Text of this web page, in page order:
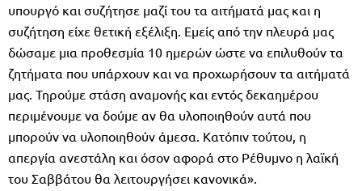
υπουργό και συζήτησε μαζί του τα αιτήματά μας και η
συζήτηση είχε θετική εξέλιξη. Εμείς από την πλευρά μας
δώσαμε μια προθεσμία 10 ημερών ώστε να επιλυθούν τα
ζητήματα που υπάρχουν και να προχωρήσουν τα αιτήματά
μας. Τηρούμε στάση αναμονής και εντός δεκαημέρου
περιμένουμε να δούμε αν θα υλοποιηθούν αυτά που
μπορούν να υλοποιηθούν άμεσα. Κατόπιν τούτου, η
απεργία ανεστάλη και όσον αφορά στο Ρέθυμνο η λαϊκή
του Σαββάτου θα λειτουργήσει κανονικά».